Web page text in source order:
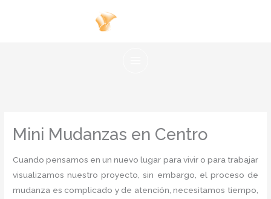
Mini Mudanzas en Centro
Cuando pensamos en un nuevo lugar para vivir o para trabajar
visualizamos nuestro proyecto, sin embargo, el proceso de
mudanza es complicado y de atención, necesitamos tiempo,